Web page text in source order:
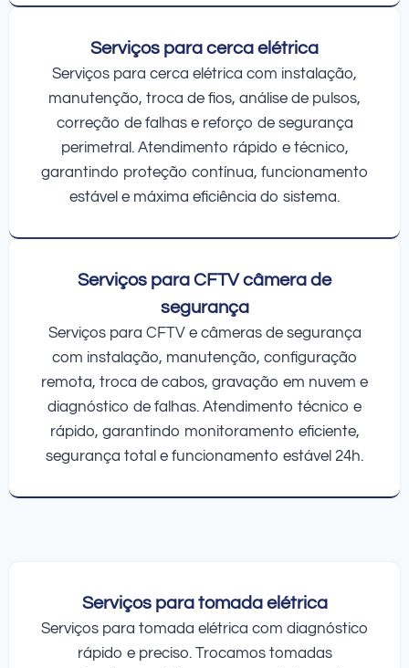
Serviços para cerca elétrica
Serviços para cerca elétrica com instalação,
manutenção, troca de fios, análise de pulsos,
correção de falhas e reforço de segurança
perimetral. Atendimento rápido e técnico,
garantindo proteção contínua, funcionamento
estável e máxima eficiência do sistema.
Serviços para CFTV câmera de
segurança
Serviços para CFTV e câmeras de segurança
com instalação, manutenção, configuração
remota, troca de cabos, gravação em nuvem e
diagnóstico de falhas. Atendimento técnico e
rápido, garantindo monitoramento eficiente,
segurança total e funcionamento estável 24h.
Serviços para tomada elétrica
Serviços para tomada elétrica com diagnóstico
rápido e preciso. Trocamos tomadas